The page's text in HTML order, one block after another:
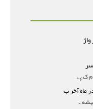
مال من ۱۶۸بود و نینی پسره تو خابم دوبار دیدم ک پسره
ماه آخر ب
سلام مگه مصرف ویتامین دی هرروز توصیه نمیشه؟درمقاله میگه